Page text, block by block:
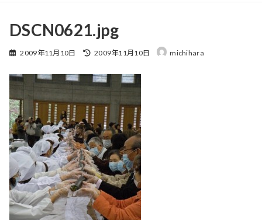
DSCN0621.jpg
2009年11月10日
最
新
時
:
2009年11月10日 michihara